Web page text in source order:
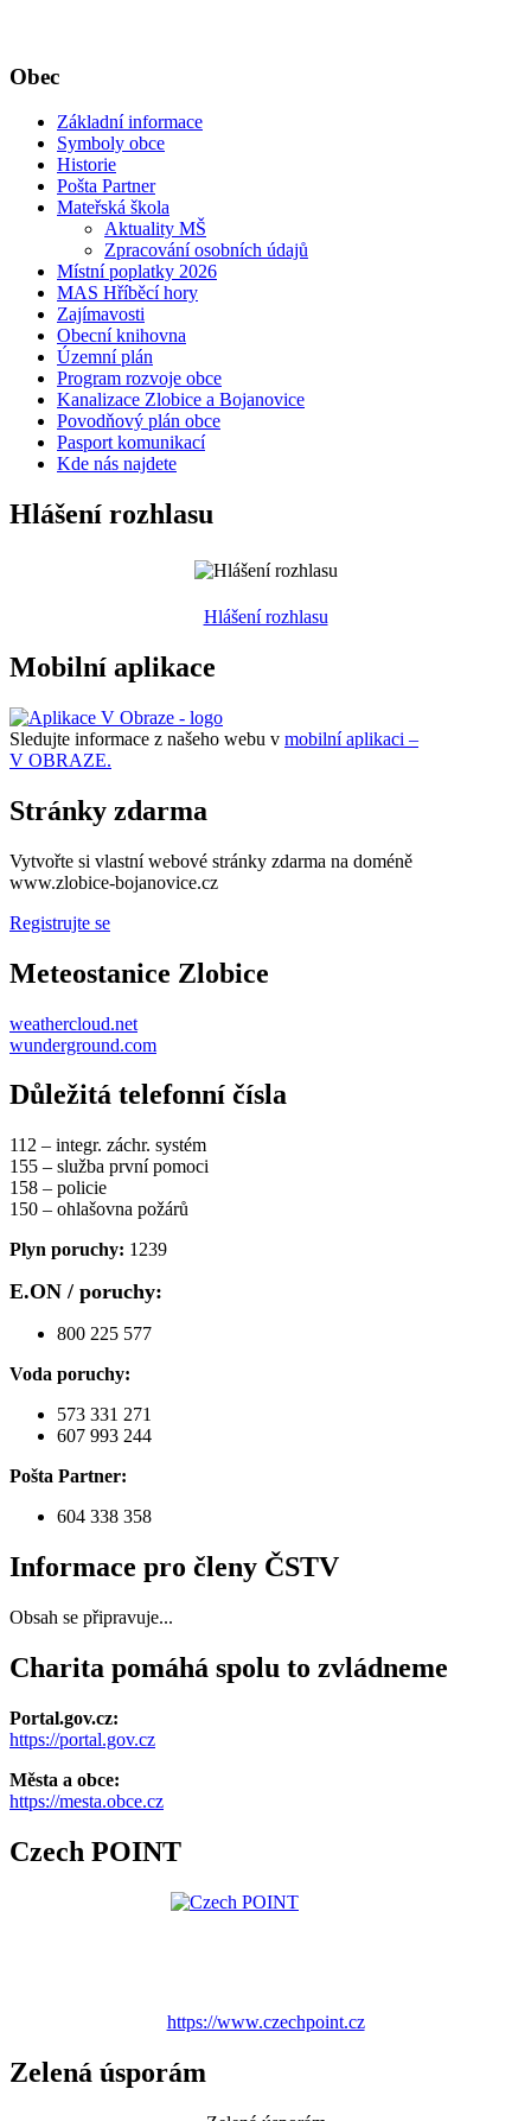
Obec
Základní informace
Symboly obce
Historie
Pošta Partner
Mateřská škola
Aktuality MŠ
Zpracování osobních údajů
Místní poplatky 2026
MAS Hříběcí hory
Zajímavosti
Obecní knihovna
Územní plán
Program rozvoje obce
Kanalizace Zlobice a Bojanovice
Povodňový plán obce
Pasport komunikací
Kde nás najdete
Hlášení rozhlasu
Hlášení rozhlasu
Mobilní aplikace
Sledujte informace z našeho webu v mobilní aplikaci –
V OBRAZE.
Stránky zdarma
Vytvořte si vlastní webové stránky zdarma na doméně
www.zlobice-bojanovice.cz
Registrujte se
Meteostanice Zlobice
weathercloud.net
wunderground.com
Důležitá telefonní čísla
112 – integr. záchr. systém
155 – služba první pomoci
158 – policie
150 – ohlašovna požárů
Plyn poruchy: 1239
E.ON / poruchy:
800 225 577
Voda poruchy:
573 331 271
607 993 244
Pošta Partner:
604 338 358
Informace pro členy ČSTV
Obsah se připravuje...
Charita pomáhá spolu to zvládneme
Portal.gov.cz:
https://portal.gov.cz
Města a obce:
https://mesta.obce.cz
Czech POINT
https://www.czechpoint.cz
Zelená úsporám